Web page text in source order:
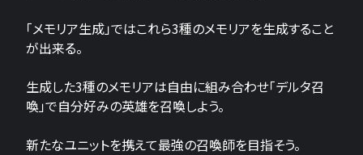
「メモリア生成」ではこれら3種のメモリアを生成すること
が出来る。
生成した3種のメモリアは自由に組み合わせ「デルタ召
喚」で自分好みの英雄を召喚しよう。
新たなユニットを携えて最強の召喚師を目指そう。